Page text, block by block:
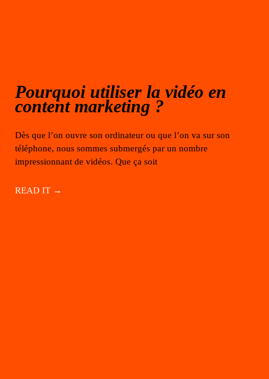
Pourquoi utiliser la vidéo en
content marketing ?
Dès que l’on ouvre son ordinateur ou que l’on va sur son
téléphone, nous sommes submergés par un nombre
impressionnant de vidéos. Que ça soit
READ IT →